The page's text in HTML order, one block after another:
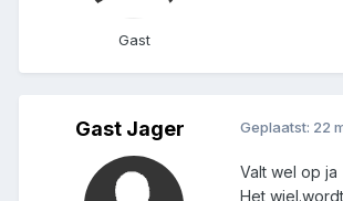
Gast
Gast Jager Geplaatst: 22
Valt wel op ja
Het